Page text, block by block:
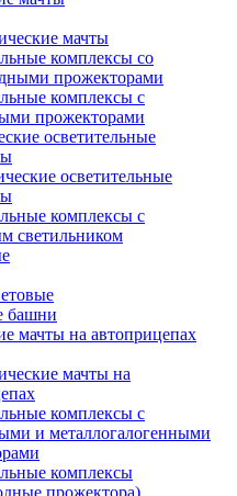
мачты
комплексы со
прожекторами
комплексы с
прожекторами
осветительные
осветительные
комплексы с
светильником
башни
мачты на автоприцепах
мачты на
комплексы с
и металлогалогенными
комплексы
прожектора)